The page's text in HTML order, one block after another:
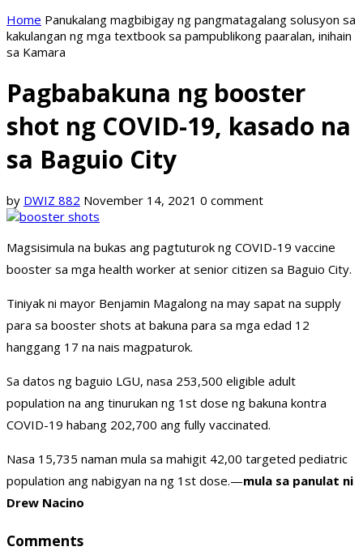
Home Panukalang magbibigay ng pangmatagalang solusyon sa
kakulangan ng mga textbook sa pampublikong paaralan, inihain
sa Kamara
Pagbabakuna ng booster
shot ng COVID-19, kasado na
sa Baguio City
by DWIZ 882 November 14, 2021 0 comment
Magsisimula na bukas ang pagtuturok ng COVID-19 vaccine
booster sa mga health worker at senior citizen sa Baguio City.
Tiniyak ni mayor Benjamin Magalong na may sapat na supply
para sa booster shots at bakuna para sa mga edad 12
hanggang 17 na nais magpaturok.
Sa datos ng baguio LGU, nasa 253,500 eligible adult
population na ang tinurukan ng 1st dose ng bakuna kontra
COVID-19 habang 202,700 ang fully vaccinated.
Nasa 15,735 naman mula sa mahigit 42,00 targeted pediatric
population ang nabigyan na ng 1st dose.—mula sa panulat ni
Drew Nacino
Comments